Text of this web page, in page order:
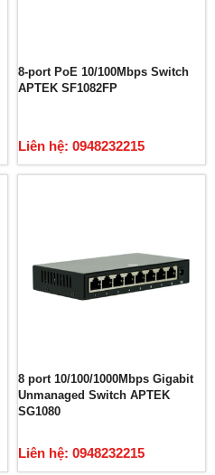
8-port PoE 10/100Mbps Switch
APTEK SF1082FP
Liên hệ: 0948232215
8 port 10/100/1000Mbps Gigabit
Unmanaged Switch APTEK
SG1080
Liên hệ: 0948232215